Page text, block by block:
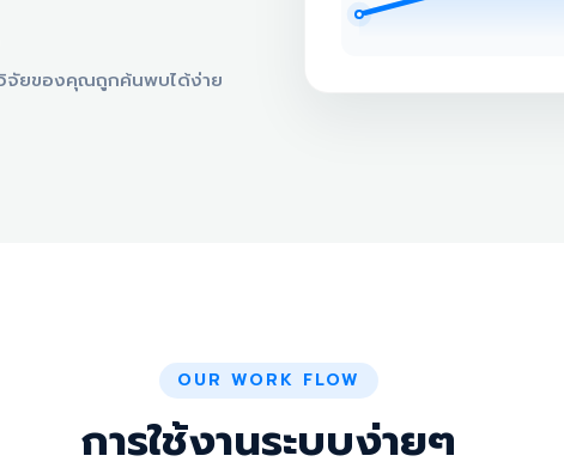
จัยของคุณถูกค้นพบได้ง่าย
OUR WORK FLOW
การใช้งานระบบง่ายๆ